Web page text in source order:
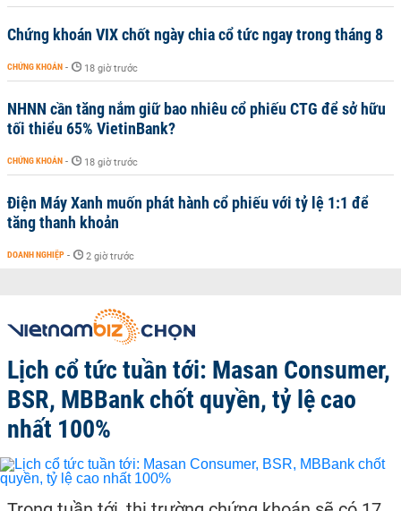
Chứng khoán VIX chốt ngày chia cổ tức ngay trong tháng 8
CHỨNG KHOÁN - 18 giờ trước
NHNN cần tăng nắm giữ bao nhiêu cổ phiếu CTG để sở hữu
tối thiểu 65% VietinBank?
CHỨNG KHOÁN - 18 giờ trước
Điện Máy Xanh muốn phát hành cổ phiếu với tỷ lệ 1:1 để
tăng thanh khoản
DOANH NGHIỆP - 2 giờ trước
Lịch cổ tức tuần tới: Masan Consumer,
BSR, MBBank chốt quyền, tỷ lệ cao
nhất 100%